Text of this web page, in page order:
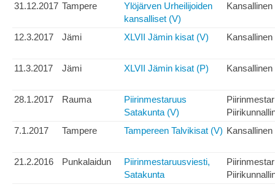
31.12.2017 Tampere
Ylöjärven Urheilijoiden
kansalliset (V)
Kansallinen
12.3.2017 Jämi XLVII Jämin kisat (V) Kansallinen
11.3.2017 Jämi XLVII Jämin kisat (P) Kansallinen
28.1.2017 Rauma
Piirinmestaruus
Satakunta (V)
7.1.2017
Tampere Tampereen Talvikisat (V) Kansallinen
21.2.2016 Punkalaidun
Piirinmestaruusviesti,
Satakunta